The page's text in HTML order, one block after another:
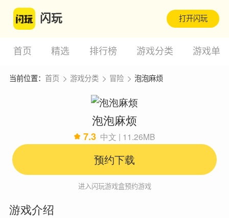
闪玩 打开闪玩
首页 精选 排行榜 游戏分类 游戏单
当前位置： 首页 游戏分类 冒险 泡泡麻烦
泡泡麻烦
7.3 中文 | 11.26MB
预约下载
进入闪玩游戏盒预约游戏
游戏介绍